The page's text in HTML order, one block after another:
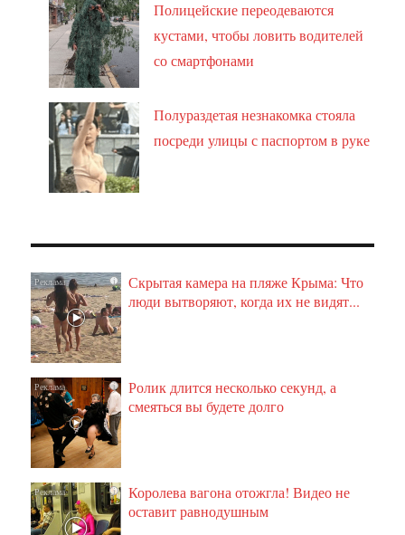
Полицейские переодеваются
кустами, чтобы ловить водителей
со смартфонами
Полураздетая незнакомка стояла
посреди улицы с паспортом в руке
i
Скрытая камера на пляже Крыма: Что
люди вытворяют, когда их не видят...
i
Ролик длится несколько секунд, а
смеяться вы будете долго
i
Королева вагона отожгла! Видео не
оставит равнодушным